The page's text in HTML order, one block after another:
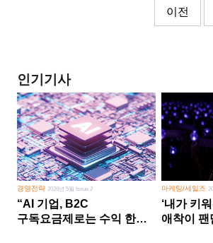
이전
인기기사
경영전략 2026년 5월 Issue 2
“AI 기업, B2C
구독요금제로는 수익 한계
마케팅/세일즈
‘내가 키
애착이 팬